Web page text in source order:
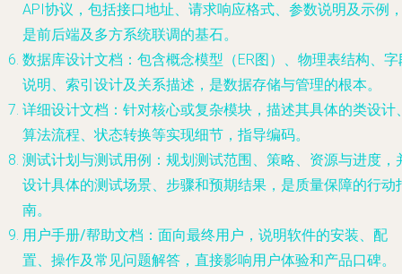
API协议，包括接口地址、请求响应格式、参数说明及示例
是前后端及多方系统联调的基石。
数据库设计文档 ：包含概念模型（ER图）、物理表结构、字
说明、索引设计及关系描述，是数据存储与管理的根本。
详细设计文档 ：针对核心或复杂模块，描述其具体的类设计
算法流程、状态转换等实现细节，指导编码。
测试计划与测试用例 ：规划测试范围、策略、资源与进度，
设计具体的测试场景、步骤和预期结果，是质量保障的行动
南。
用户手册/帮助文档 ：面向最终用户，说明软件的安装、配
置、操作及常见问题解答，直接影响用户体验和产品口碑。